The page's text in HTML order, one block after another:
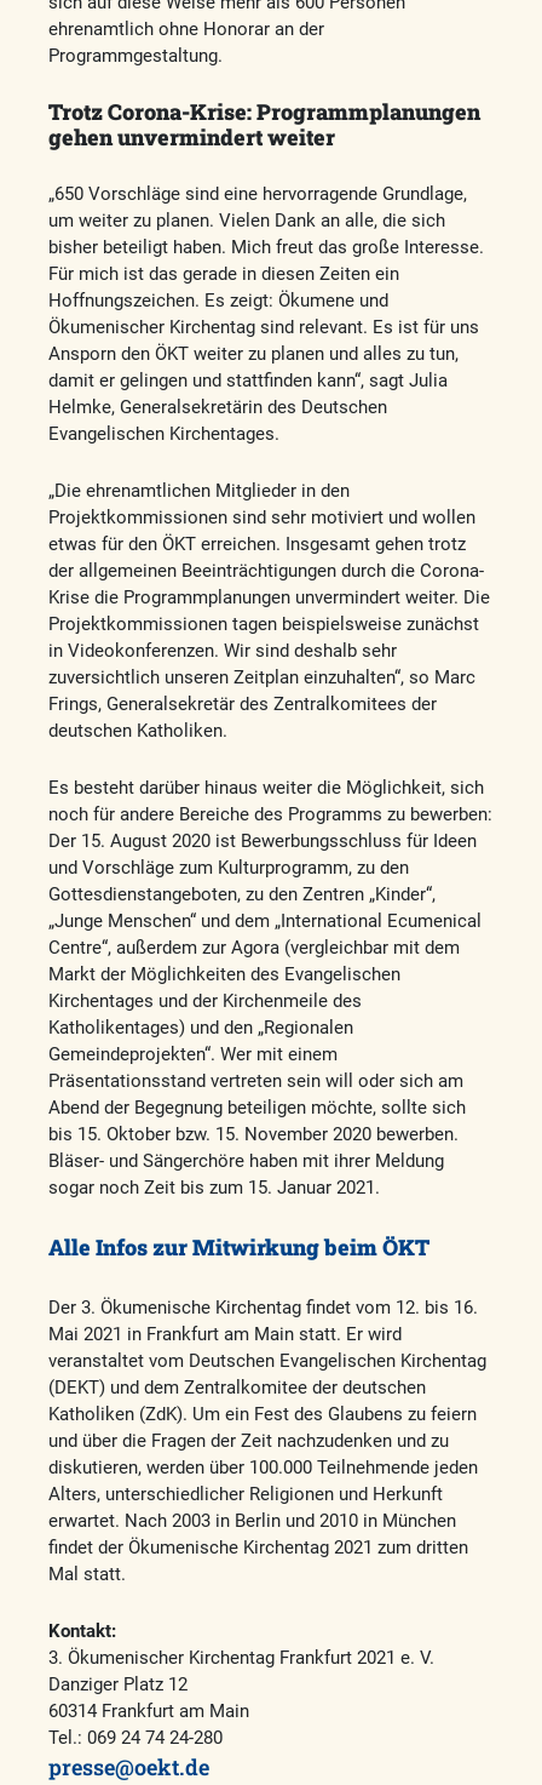
ehrenamtlich ohne Honorar an der
Programmgestaltung.
Trotz Corona-Krise: Programmplanungen
gehen unvermindert weiter
„650 Vorschläge sind eine hervorragende Grundlage,
um weiter zu planen. Vielen Dank an alle, die sich
bisher beteiligt haben. Mich freut das große Interesse.
Für mich ist das gerade in diesen Zeiten ein
Hoffnungszeichen. Es zeigt: Ökumene und
Ökumenischer Kirchentag sind relevant. Es ist für uns
Ansporn den ÖKT weiter zu planen und alles zu tun,
damit er gelingen und stattfinden kann“, sagt Julia
Helmke, Generalsekretärin des Deutschen
Evangelischen Kirchentages.
„Die ehrenamtlichen Mitglieder in den
Projektkommissionen sind sehr motiviert und wollen
etwas für den ÖKT erreichen. Insgesamt gehen trotz
der allgemeinen Beeinträchtigungen durch die Corona-
Krise die Programmplanungen unvermindert weiter. Die
Projektkommissionen tagen beispielsweise zunächst
in Videokonferenzen. Wir sind deshalb sehr
zuversichtlich unseren Zeitplan einzuhalten“, so Marc
Frings, Generalsekretär des Zentralkomitees der
deutschen Katholiken.
Es besteht darüber hinaus weiter die Möglichkeit, sich
noch für andere Bereiche des Programms zu bewerben:
Der 15. August 2020 ist Bewerbungsschluss für Ideen
und Vorschläge zum Kulturprogramm, zu den
Gottesdienstangeboten, zu den Zentren „Kinder“,
„Junge Menschen“ und dem „International Ecumenical
Centre“, außerdem zur Agora (vergleichbar mit dem
Markt der Möglichkeiten des Evangelischen
Kirchentages und der Kirchenmeile des
Katholikentages) und den „Regionalen
Gemeindeprojekten“. Wer mit einem
Präsentationsstand vertreten sein will oder sich am
Abend der Begegnung beteiligen möchte, sollte sich
bis 15. Oktober bzw. 15. November 2020 bewerben.
Bläser- und Sängerchöre haben mit ihrer Meldung
sogar noch Zeit bis zum 15. Januar 2021.
Alle Infos zur Mitwirkung beim ÖKT
Der 3. Ökumenische Kirchentag findet vom 12. bis 16.
Mai 2021 in Frankfurt am Main statt. Er wird
veranstaltet vom Deutschen Evangelischen Kirchentag
(DEKT) und dem Zentralkomitee der deutschen
Katholiken (ZdK). Um ein Fest des Glaubens zu feiern
und über die Fragen der Zeit nachzudenken und zu
diskutieren, werden über 100.000 Teilnehmende jeden
Alters, unterschiedlicher Religionen und Herkunft
erwartet. Nach 2003 in Berlin und 2010 in München
findet der Ökumenische Kirchentag 2021 zum dritten
Mal statt.
Kontakt:
3. Ökumenischer Kirchentag Frankfurt 2021 e. V.
Danziger Platz 12
60314 Frankfurt am Main
Tel.: 069 24 74 24-280
presse@oekt.de